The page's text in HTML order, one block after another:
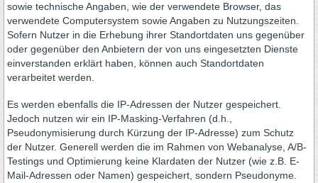
sowie technische Angaben, wie der verwendete Browser, das
verwendete Computersystem sowie Angaben zu Nutzungszeiten.
Sofern Nutzer in die Erhebung ihrer Standortdaten uns gegenüber
oder gegenüber den Anbietern der von uns eingesetzten Dienste
einverstanden erklärt haben, können auch Standortdaten
verarbeitet werden.
Es werden ebenfalls die IP-Adressen der Nutzer gespeichert.
Jedoch nutzen wir ein IP-Masking-Verfahren (d.h.,
Pseudonymisierung durch Kürzung der IP-Adresse) zum Schutz
der Nutzer. Generell werden die im Rahmen von Webanalyse, A/B-
Testings und Optimierung keine Klardaten der Nutzer (wie z.B. E-
Mail-Adressen oder Namen) gespeichert, sondern Pseudonyme.